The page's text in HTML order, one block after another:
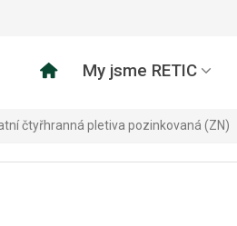
My jsme RETIC
čtyřhranná pletiva pozinkovaná (ZN)